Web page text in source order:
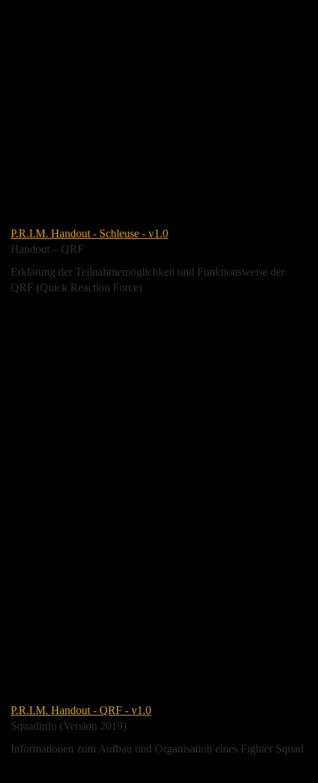
P.R.I.M. Handout - Schleuse - v1.0
Handout – QRF
Erklärung der Teilnahmemöglichkeit und Funktionsweise der
QRF (Quick Reaction Force)
P.R.I.M. Handout - QRF - v1.0
Squadinfo (Version 2019)
Informationen zum Aufbau und Organisation eines Fighter Squad